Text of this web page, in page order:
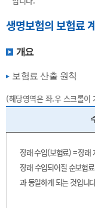
생명보험의 보험료
개요
보험료 산출 원칙
(해당영역은 좌.우 스크롤이
장래 수입(보험료) = 장래
장래 수입되어질 순보험
과 동일하게 되는 것입니